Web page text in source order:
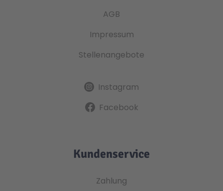
AGB
Impressum
Stellenangebote
Instagram
Facebook
Kundenservice
Zahlung